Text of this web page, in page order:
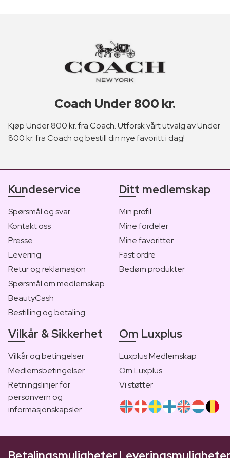
Coach Under 800 kr.
Kjøp Under 800 kr. fra Coach. Utforsk vårt utvalg av Under
800 kr. fra Coach og bestill din nye favoritt i dag!
Kundeservice
Spørsmål og svar
Kontakt oss
Presse
Levering
Retur og reklamasjon
Spørsmål om medlemskap
BeautyCash
Bestilling og betaling
Ditt medlemskap
Min profil
Mine fordeler
Mine favoritter
Fast ordre
Bedøm produkter
Vilkår & Sikkerhet
Vilkår og betingelser
Medlemsbetingelser
Retningslinjer for
personvern og
informasjonskapsler
Om Luxplus
Luxplus Medlemskap
Om Luxplus
Vi støtter